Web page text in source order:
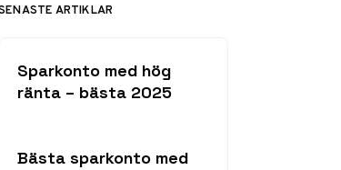
ARTIKLAR
Sparkonto med hög
ränta – bästa 2025
Bästa sparkonto med